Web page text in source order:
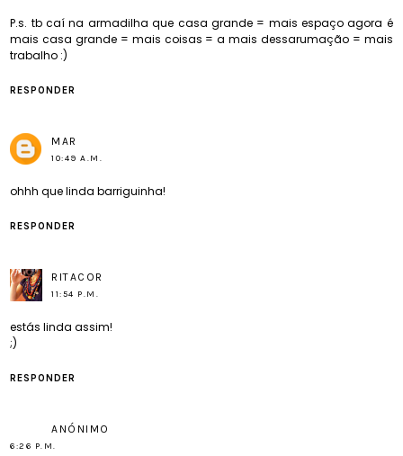
P.s. tb caí na armadilha que casa grande = mais espaço agora é
mais casa grande = mais coisas = a mais dessarumação = mais
trabalho :)
RESPONDER
MAR
10:49 A.M.
ohhh que linda barriguinha!
RESPONDER
RITACOR
11:54 P.M.
estás linda assim!
;)
RESPONDER
ANÓNIMO
6:26 P.M.